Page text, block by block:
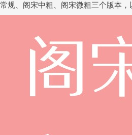
常规、阁宋中粗、阁宋微粗三个版本